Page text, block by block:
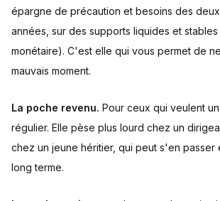
épargne de précaution et besoins des
années, sur des supports liquides et stables
monétaire). C'est elle qui vous permet de
mauvais moment.
La poche revenu. Pour ceux qui veulent
régulier. Elle pèse plus lourd chez un
chez un jeune héritier, qui peut s'en passer
long terme.